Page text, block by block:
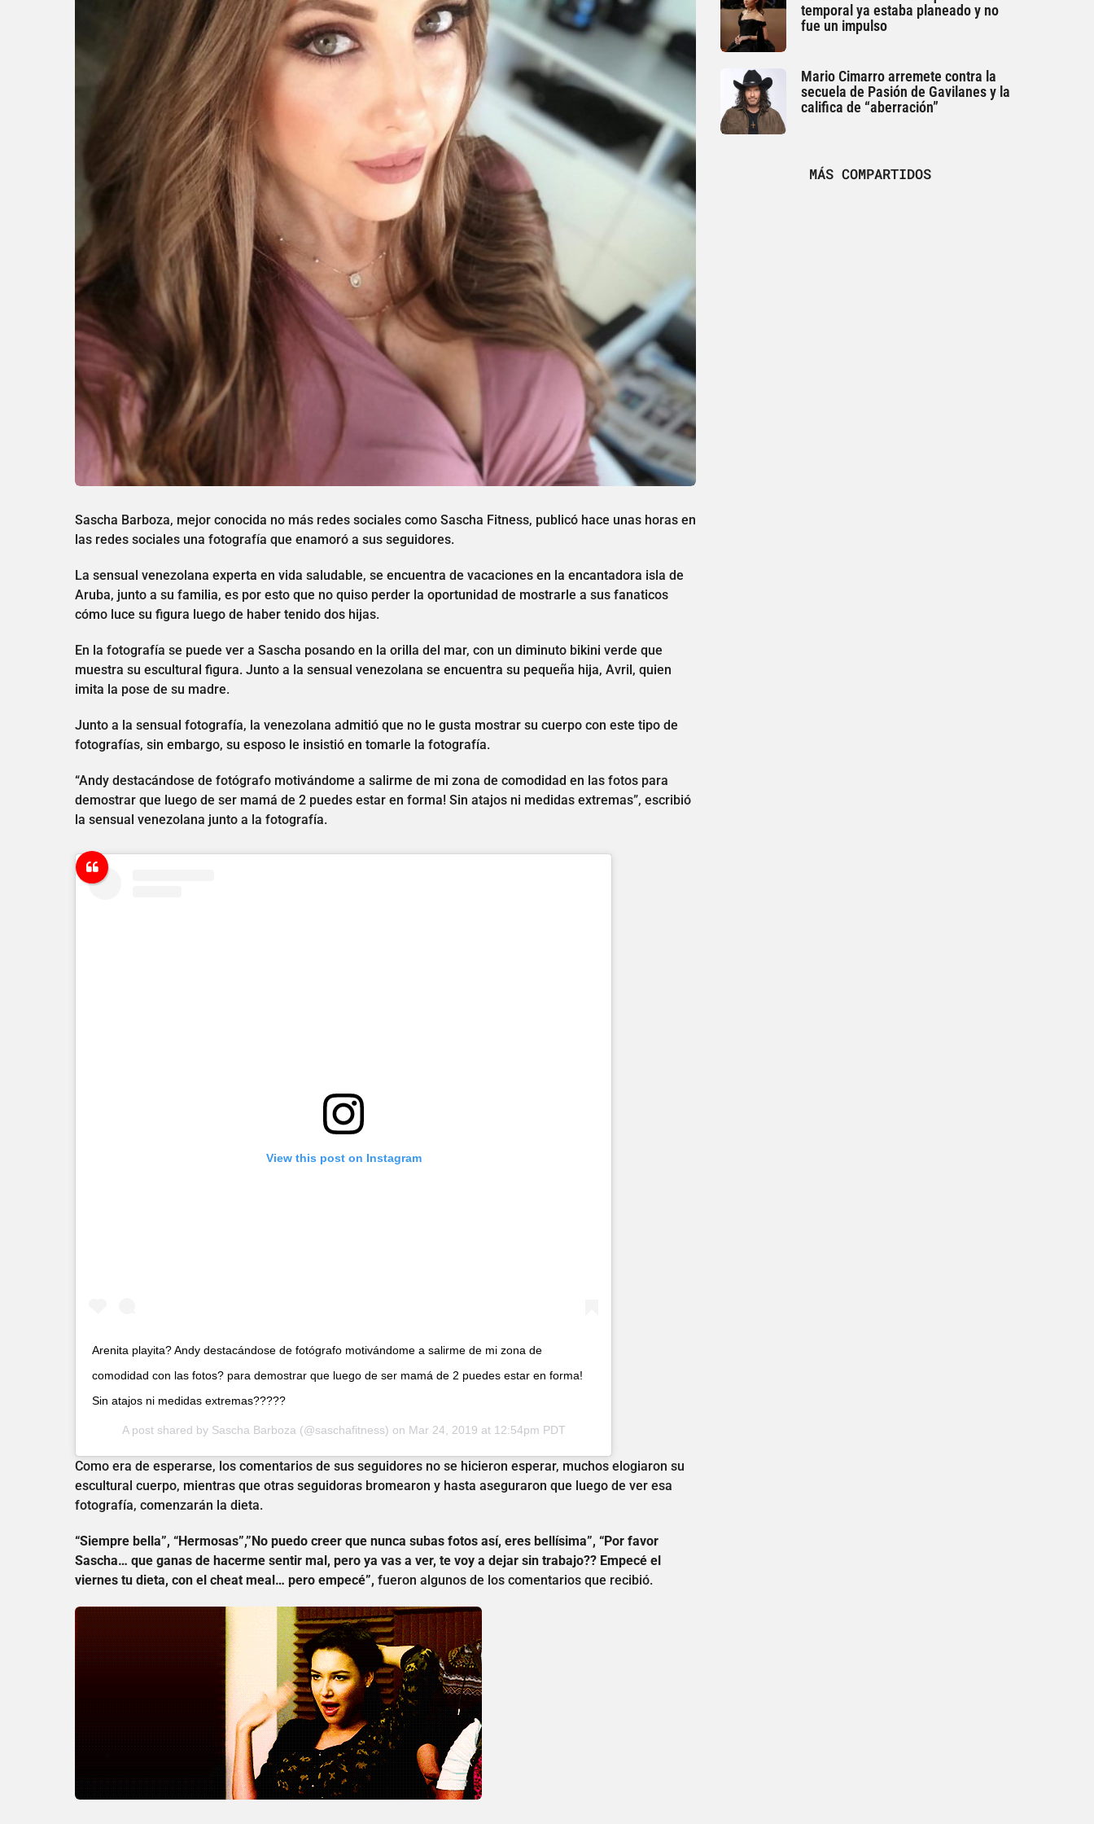
Sascha Barboza, mejor conocida no más redes sociales como Sascha Fitness, publicó hace unas horas en
las redes sociales una fotografía que enamoró a sus seguidores.
La sensual venezolana experta en vida saludable, se encuentra de vacaciones en la encantadora isla de
Aruba, junto a su familia, es por esto que no quiso perder la oportunidad de mostrarle a sus fanaticos
cómo luce su figura luego de haber tenido dos hijas.
En la fotografía se puede ver a Sascha posando en la orilla del mar, con un diminuto bikini verde que
muestra su escultural figura. Junto a la sensual venezolana se encuentra su pequeña hija, Avril, quien
imita la pose de su madre.
Junto a la sensual fotografía, la venezolana admitió que no le gusta mostrar su cuerpo con este tipo de
fotografías, sin embargo, su esposo le insistió en tomarle la fotografía.
“Andy destacándose de fotógrafo motivándome a salirme de mi zona de comodidad en las fotos para
demostrar que luego de ser mamá de 2 puedes estar en forma! Sin atajos ni medidas extremas”, escribió
la sensual venezolana junto a la fotografía.
View this post on Instagram
Arenita playita? Andy destacándose de fotógrafo motivándome a salirme de mi zona de
comodidad con las fotos? para demostrar que luego de ser mamá de 2 puedes estar en forma!
Sin atajos ni medidas extremas?????
A post shared by Sascha Barboza (@saschafitness) on Mar 24, 2019 at 12:54pm PDT
Como era de esperarse, los comentarios de sus seguidores no se hicieron esperar, muchos elogiaron su
escultural cuerpo, mientras que otras seguidoras bromearon y hasta aseguraron que luego de ver esa
fotografía, comenzarán la dieta.
“Siempre bella”, “Hermosas”,”No puedo creer que nunca subas fotos así, eres bellísima”, “Por favor
Sascha… que ganas de hacerme sentir mal, pero ya vas a ver, te voy a dejar sin trabajo?? Empecé el
viernes tu dieta, con el cheat meal… pero empecé”, fueron algunos de los comentarios que recibió.
temporal ya estaba planeado y no
fue un impulso
Mario Cimarro arremete contra la
secuela de Pasión de Gavilanes y la
califica de “aberración”
MÁS COMPARTIDOS